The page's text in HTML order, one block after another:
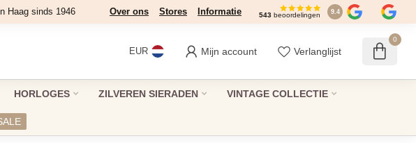
Haag sinds 1946 Over ons Stores Informatie 543 beoordelingen 9.4
EUR Mijn account Verlanglijst
0
HORLOGES ZILVEREN SIERADEN VINTAGE COLLECTIE